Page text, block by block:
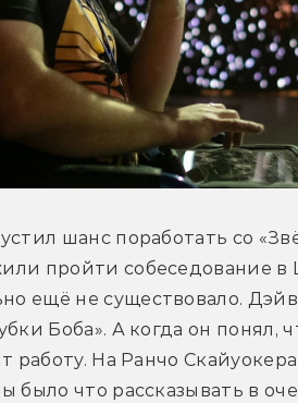
шанс поработать со
пройти собеседование в
ещё не существовало. Дэйв
Боба». А когда он понял,
работу. На Ранчо
было что рассказывать в